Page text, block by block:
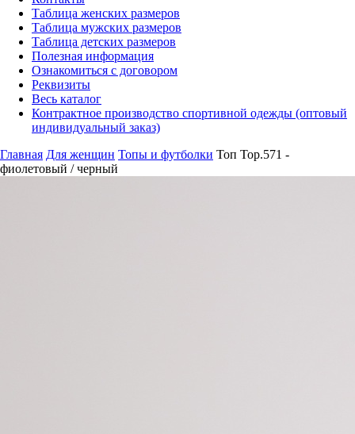
Таблица женских размеров
Таблица мужских размеров
Таблица детских размеров
Полезная информация
Ознакомиться с договором
Реквизиты
Весь каталог
Контрактное производство спортивной одежды (оптовый
индивидуальный заказ)
Главная Для женщин Топы и футболки Топ Top.571 -
фиолетовый / черный